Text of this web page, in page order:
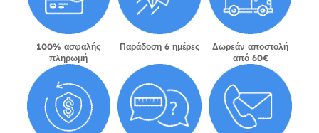
100% ασφαλής
πληρωμή
Παράδοση 6 ημέρες
Δωρεάν αποστολή
από 60€